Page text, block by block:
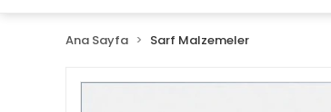
Ana Sayfa Sarf Malzemeler